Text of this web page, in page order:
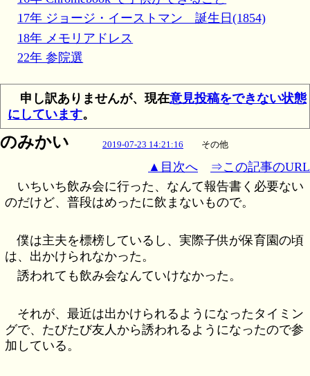
17年 ジョージ・イーストマン 誕生日(1854)
18年 メモリアドレス
22年 参院選
申し訳ありませんが、現在意見投稿をできない状態
にしています。
のみかい 2019-07-23 14:21:16 その他
▲目次へ
⇒この記事のURL
いちいち飲み会に行った、なんて報告書く必要ない
のだけど、普段はめったに飲まないもので。
僕は主夫を標榜しているし、実際子供が保育園の頃
は、出かけられなかった。
誘われても飲み会なんていけなかった。
それが、最近は出かけられるようになったタイミン
グで、たびたび友人から誘われるようになったので参
加している。